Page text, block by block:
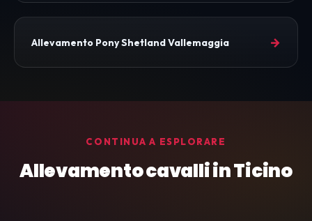
Allevamento Pony Shetland Vallemaggia →
CONTINUA A ESPLORARE
Allevamento cavalli in Ticino